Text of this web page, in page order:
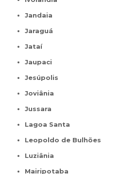
Jandaia
Jaraguá
Jataí
Jaupaci
Jesúpolis
Joviânia
Jussara
Lagoa Santa
Leopoldo de Bulhões
Luziânia
Mairipotaba